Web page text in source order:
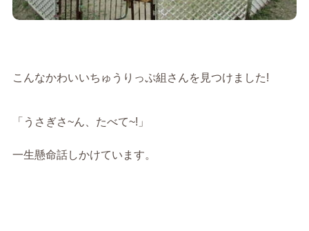
こんなかわいいちゅうりっぷ組さんを見つけました!
「うさぎさ~ん、たべて~!」
一生懸命話しかけています。